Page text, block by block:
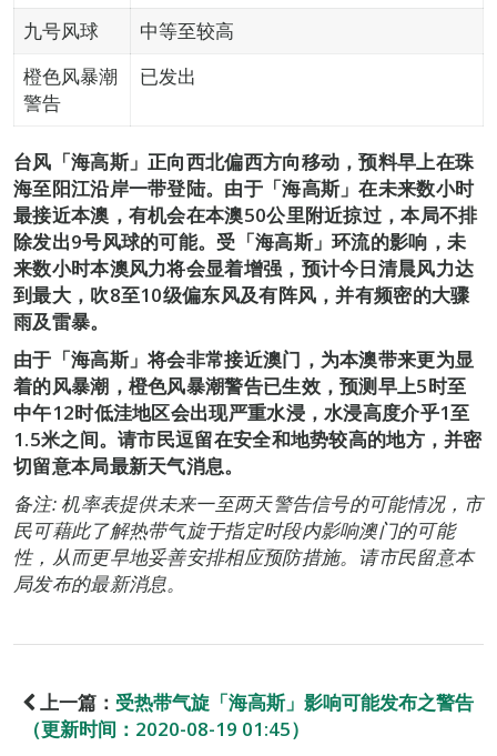
九号风球
中等至较高
橙色风暴潮
警告
已发出
台风「海高斯」正向西北偏西方向移动，预料早上在珠
海至阳江沿岸一带登陆。由于「海高斯」在未来数小时
最接近本澳，有机会在本澳50公里附近掠过，本局不排
除发出9号风球的可能。受「海高斯」环流的影响，未
来数小时本澳风力将会显着增强，预计今日清晨风力达
到最大，吹8至10级偏东风及有阵风，并有频密的大骤
雨及雷暴。
由于「海高斯」将会非常接近澳门，为本澳带来更为显
着的风暴潮，橙色风暴潮警告已生效，预测早上5时至
中午12时低洼地区会出现严重水浸，水浸高度介乎1至
1.5米之间。请市民逗留在安全和地势较高的地方，并密
切留意本局最新天气消息。
备注: 机率表提供未来一至两天警告信号的可能情况，市
民可藉此了解热带气旋于指定时段内影响澳门的可能
性，从而更早地妥善安排相应预防措施。请市民留意本
局发布的最新消息。
上一篇： 受热带气旋「海高斯」影响可能发布之警告
（更新时间：2020-08-19 01:45）